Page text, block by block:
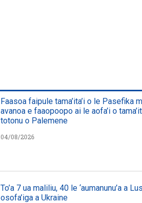
Faasoa faipule tama’ita’i o le Pasefika
avanoa e faaopoopo ai le aofa’i o
totonu o Palemene
04/08/2026
To’a 7 ua maliliu, 40 le ‘aumanunu’a a
osofa’iga a Ukraine